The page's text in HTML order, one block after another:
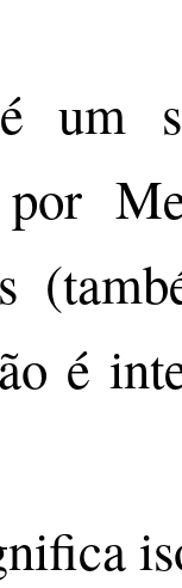
um
é